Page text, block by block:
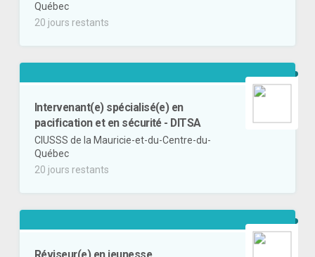
Québec
20 jours restants
Intervenant(e) spécialisé(e) en
pacification et en sécurité - DITSA
CIUSSS de la Mauricie-et-du-Centre-du-
Québec
20 jours restants